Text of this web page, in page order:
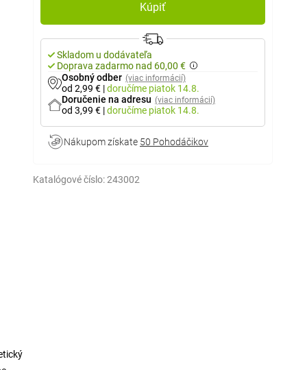
Kúpiť
Skladom u dodávateľa
Doprava zadarmo nad 60,00 €
Osobný odber (viac informácií)
od 2,99 € |doručíme piatok 14.8.
Doručenie na adresu (viac informácií)
od 3,99 € |doručíme piatok 14.8.
Nákupom získate 50 Pohodáčikov
Katalógové číslo:243002